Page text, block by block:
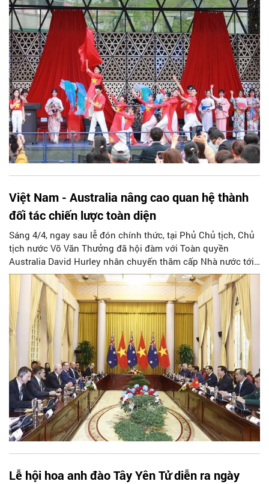
Việt Nam - Australia nâng cao quan hệ thành
đối tác chiến lược toàn diện
Sáng 4/4, ngay sau lễ đón chính thức, tại Phủ Chủ tịch, Chủ
tịch nước Võ Văn Thưởng đã hội đàm với Toàn quyền
Australia David Hurley nhân chuyến thăm cấp Nhà nước tới
Việt Nam của Toàn quyền.
Lễ hội hoa anh đào Tây Yên Tử diễn ra ngày